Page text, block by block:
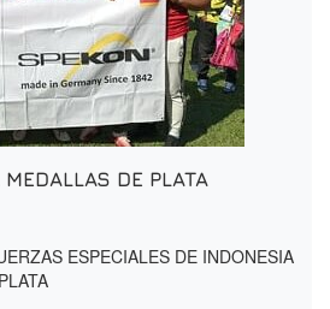
DE PLATA
ESPECIALES DE INDONESIA